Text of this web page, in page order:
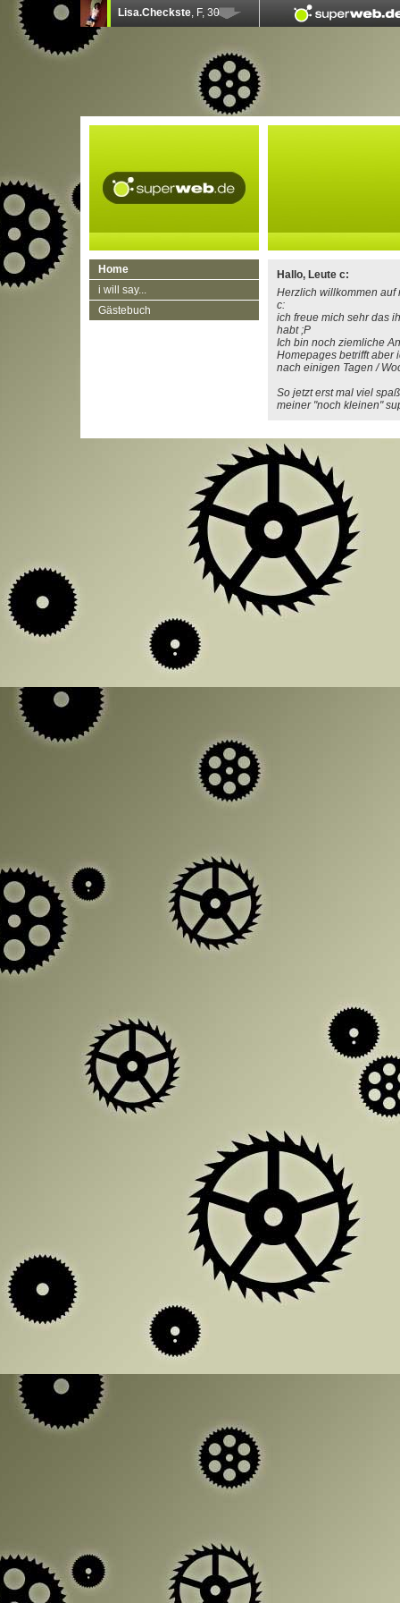
Home
i will say...
Gästebuch
Hallo, Leute c:
Herzlich willkommen auf
c:
ich freue mich sehr das
habt ;P
Ich bin noch ziemliche
Homepages betrifft aber
nach einigen Tagen /
So jetzt erst mal viel
meiner "noch kleinen"